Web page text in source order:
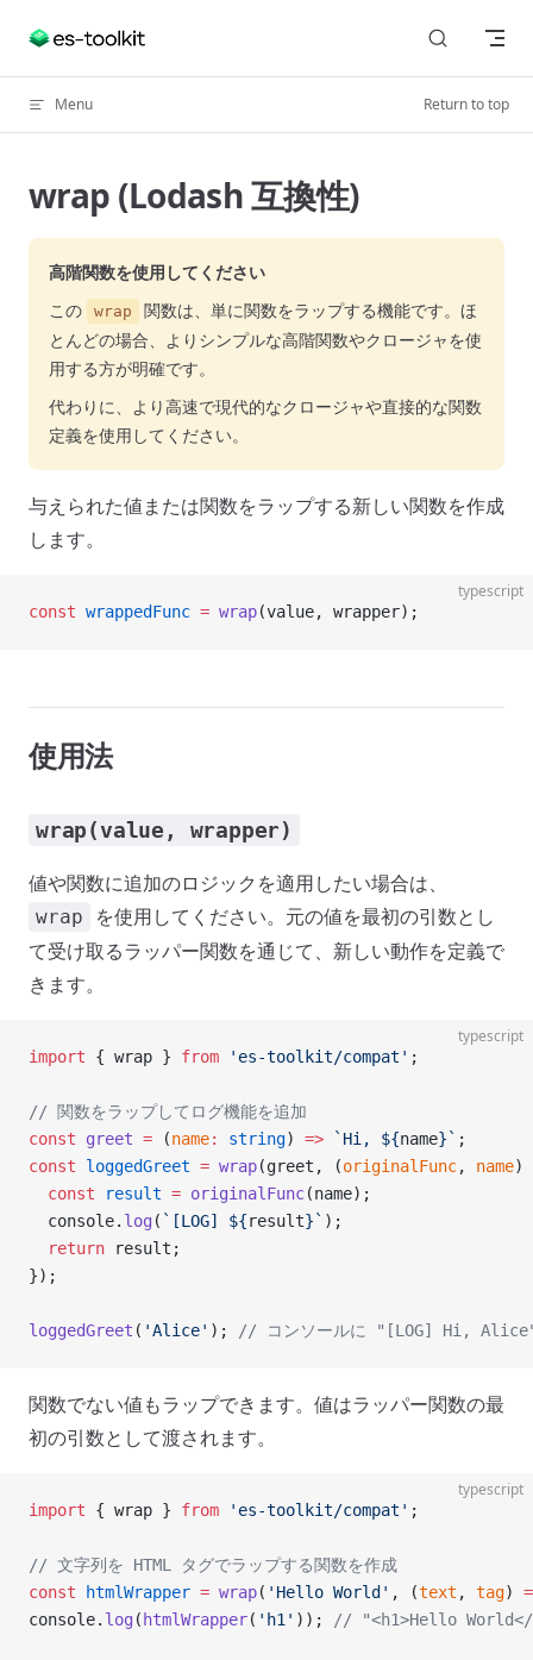
Skip to content
Menu Return to top
wrap (Lodash 互換性)
高階関数を使用してください
この
wrap
関数は、単に関数をラップする機能です。ほ
とんどの場合、よりシンプルな高階関数やクロージャを使
用する方が明確です。
代わりに、より高速で現代的なクロージャや直接的な関数
定義を使用してください。
与えられた値または関数をラップする新しい関数を作成
します。
typescript
const wrappedFunc = wrap(value, wrapper);
使用法
wrap(value, wrapper)
値や関数に追加のロジックを適用したい場合は、
wrap
を使用してください。元の値を最初の引数とし
て受け取るラッパー関数を通じて、新しい動作を定義で
きます。
typescript
import { wrap } from 'es-toolkit/compat' ;
// 関数をラップしてログ機能を追加
const greet = (name: string) => `Hi, ${name}` ;
const loggedGreet = wrap(greet, (originalFunc, name)
  const
result = originalFunc(name);
  console.
log ( `[LOG] ${result}` );
  return
result;
});
loggedGreet ( 'Alice' ); // コンソールに "[LOG] Hi,
関数でない値もラップできます。値はラッパー関数の最
初の引数として渡されます。
typescript
import { wrap } from 'es-toolkit/compat' ;
// 文字列を HTML タグでラップする関数を作成
const htmlWrapper = wrap( 'Hello World' , (text , tag)
console. log ( htmlWrapper( 'h1' )); // "<h1>Hello World</